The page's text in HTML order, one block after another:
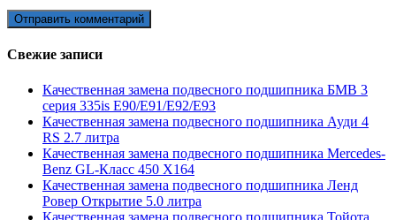
Свежие записи
Качественная замена подвесного подшипника БМВ 3
серия 335is E90/E91/E92/E93
Качественная замена подвесного подшипника Ауди 4
RS 2.7 литра
Качественная замена подвесного подшипника Mercedes-
Benz GL-Класс 450 X164
Качественная замена подвесного подшипника Ленд
Ровер Открытие 5.0 литра
Качественная замена подвесного подшипника Тойота